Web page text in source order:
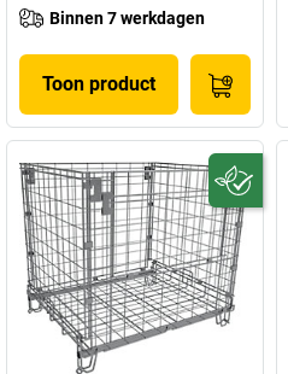
Binnen 7 werkdagen
Toon product